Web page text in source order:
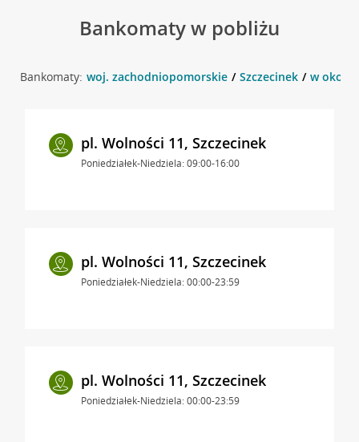
Bankomaty w pobliżu
Bankomaty: woj. zachodniopomorskie Szczecinek w
pl. Wolności 11, Szczecinek
Poniedziałek-Niedziela: 09:00-16:00
pl. Wolności 11, Szczecinek
Poniedziałek-Niedziela: 00:00-23:59
pl. Wolności 11, Szczecinek
Poniedziałek-Niedziela: 00:00-23:59